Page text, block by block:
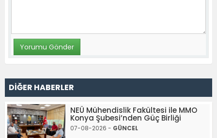
DİĞER HABERLER
NEÜ Mühendislik Fakültesi ile MMO
Konya Şubesi’nden Güç Birliği
07-08-2026 - GÜNCEL